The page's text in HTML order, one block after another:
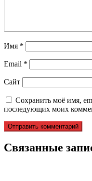
Имя *
Email *
Сайт
Сохранить моё имя,
последующих моих
Связанные